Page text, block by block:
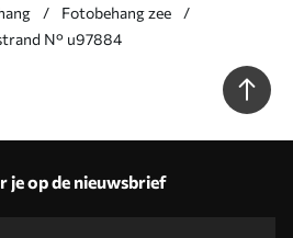
Fotobehang zee
N° u97884
je op de nieuwsbrief